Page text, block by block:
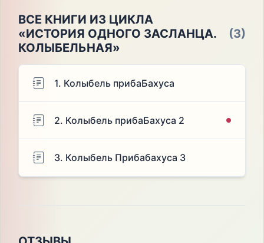
ВСЕ КНИГИ ИЗ ЦИКЛА
«ИСТОРИЯ ОДНОГО ЗАСЛАНЦА.
КОЛЫБЕЛЬНАЯ»
(3)
1. Колыбель прибаБахуса
2. Колыбель прибаБахуса 2
3. Колыбель Прибабахуса 3